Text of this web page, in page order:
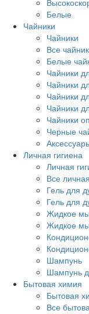
Белые
Чайники
Чайники
Все
Белые
Чайники
Чайники
Чайники
Чайники
Чайники
Черные
Личная гигиена
Личная
Все
Гель для
Гель для
Жидкое
Жидкое
Шампунь
Шампунь
Бытовая химия
Бытовая
Все